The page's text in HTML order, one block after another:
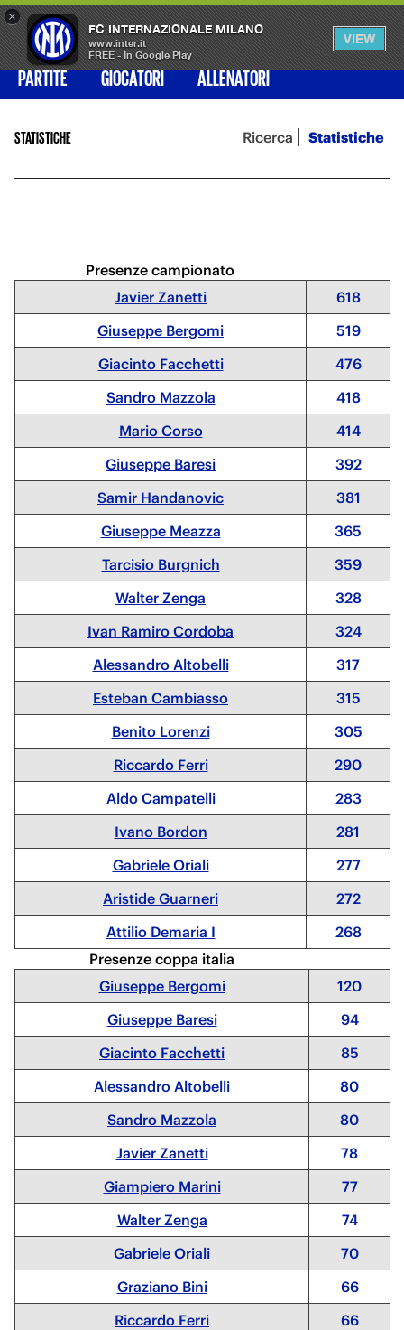
×
FC INTERNAZIONALE MILANO
www.inter.it
FREE - In Google Play
VIEW
OPEN
MENU
PARTITE GIOCATORI ALLENATORI
STATISTICHE Ricerca Statistiche
Presenze campionato
Javier Zanetti
618
Giuseppe Bergomi
519
Giacinto Facchetti
476
Sandro Mazzola
418
Mario Corso
414
Giuseppe Baresi
392
Samir Handanovic
381
Giuseppe Meazza
365
Tarcisio Burgnich
359
Walter Zenga
328
Ivan Ramiro Cordoba
324
Alessandro Altobelli
317
Esteban Cambiasso
315
Benito Lorenzi
305
Riccardo Ferri
290
Aldo Campatelli
283
Ivano Bordon
281
Gabriele Oriali
277
Aristide Guarneri
272
Attilio Demaria I
268
Presenze coppa italia
Giuseppe Bergomi
120
Giuseppe Baresi
94
Giacinto Facchetti
85
Alessandro Altobelli
80
Sandro Mazzola
80
Javier Zanetti
78
Giampiero Marini
77
Walter Zenga
74
Gabriele Oriali
70
Graziano Bini
66
Riccardo Ferri
66